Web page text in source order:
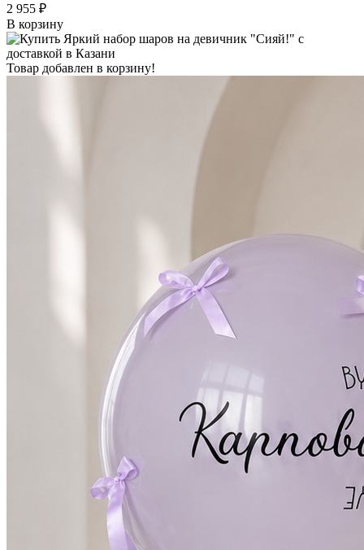
2 955 ₽
В корзину
Товар добавлен в корзину!